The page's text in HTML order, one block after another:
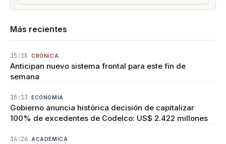
Más recientes
15:18 CRÓNICA
Anticipan nuevo sistema frontal para este fin de
semana
15:13 ECONOMÍA
Gobierno anuncia histórica decisión de capitalizar
100% de excedentes de Codelco: US$ 2.422 millones
14:26 ACADÉMICA